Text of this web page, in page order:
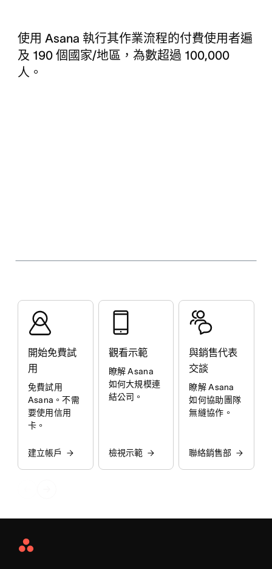
使用 Asana 執行其作業流程的付費使用者遍
及 190 個國家/地區，為數超過 100,000
人。
開始免費試
用
免費試用
Asana。不需
要使用信用
卡。
建立帳戶
觀看示範
瞭解 Asana
如何大規模連
結公司。
檢視示範
與銷售代表
交談
瞭解 Asana
如何協助團隊
無縫協作。
聯絡銷售部
Asana